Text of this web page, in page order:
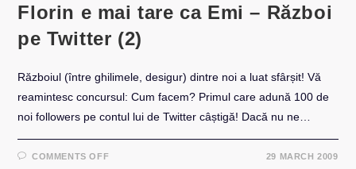
Florin e mai tare ca Emi – Război
pe Twitter (2)
Războiul (între ghilimele, desigur) dintre noi a luat sfârșit! Vă
reamintesc concursul: Cum facem? Primul care adună 100 de
noi followers pe contul lui de Twitter câștigă! Dacă nu ne…
COMMENTS OFFON
29 MARCH 2009